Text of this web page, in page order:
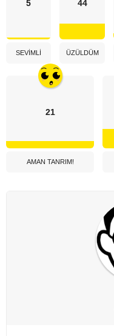
5
SEVIMLI
44
ÜZÜLDÜM
21
AMAN TANRIM!